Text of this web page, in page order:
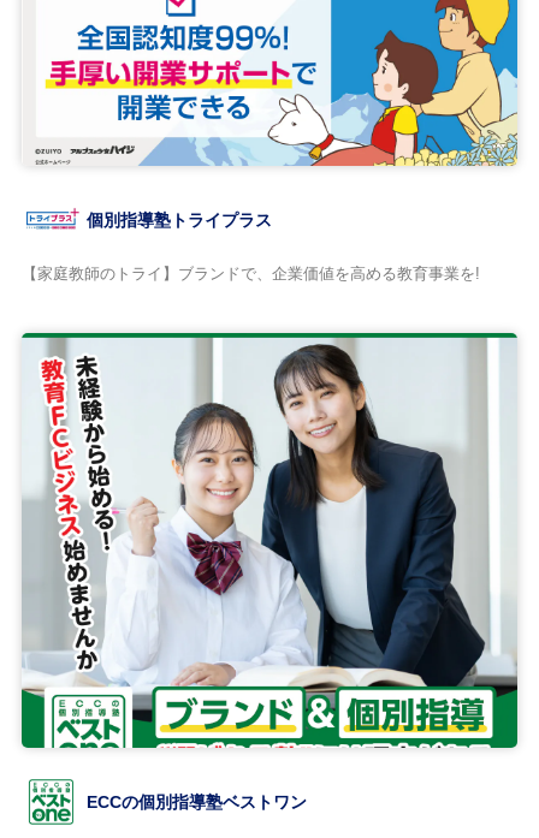
個別指導塾トライプラス
【家庭教師のトライ】ブランドで、企業価値を高める教育事業を!
ECCの個別指導塾ベストワン